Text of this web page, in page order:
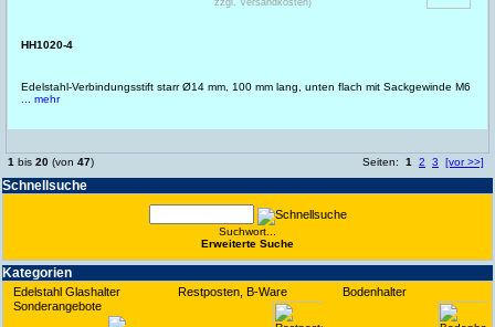
Schnell­suche
Suchwort...
Erwei­terte Suche
Kate­gorien
Edelstahl Glashalter
Sonderangebote
Restposten, B-Ware Bodenhalter
HH1020-4
Edelstahl-Verbindungsstift starr Ø14 mm, 100 mm lang, unten flach mit Sackgewinde M6
... mehr
1 bis 20 (von 47) Seiten: 1 2 3 [vor >>]